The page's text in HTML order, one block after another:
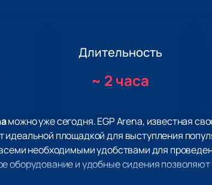
Длительность
~ 2 часа
можно уже сегодня. EGP Arena, известная
площадкой для выступления
необходимыми удобствами для
оборудование и удобные сидения